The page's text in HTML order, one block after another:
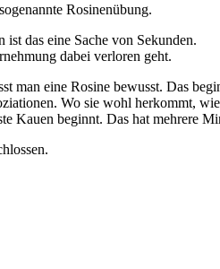
Rosinenübung.
das eine Sache von Sekunden.
dabei verloren geht.
man eine Rosine bewusst. Das
Wo sie wohl herkommt,
Kauen beginnt. Das hat mehrere